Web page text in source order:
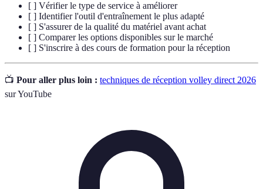
[ ] Vérifier le type de service à améliorer
[ ] Identifier l'outil d'entraînement le plus adapté
[ ] S'assurer de la qualité du matériel avant achat
[ ] Comparer les options disponibles sur le marché
[ ] S'inscrire à des cours de formation pour la réception
📺 Pour aller plus loin : techniques de réception volley direct 2026
sur YouTube